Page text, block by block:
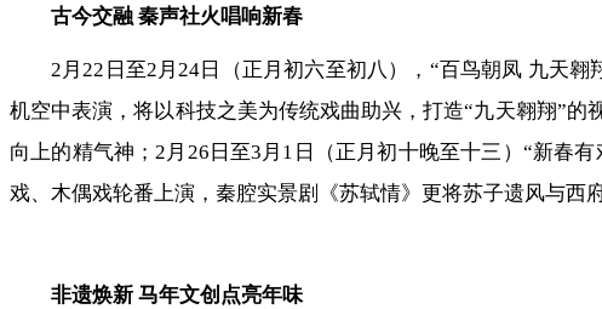
古今交融 秦声社火唱响新春
2月22日至2月24日（正月初六至初八），“百鸟朝凤 九天
机空中表演，将以科技之美为传统戏曲助兴，打造“九天翱翔”
向上的精气神；2月26日至3月1日（正月初十晚至十三）“新春
戏、木偶戏轮番上演，秦腔实景剧《苏轼情》更将苏子遗风与西
非遗焕新 马年文创点亮年味